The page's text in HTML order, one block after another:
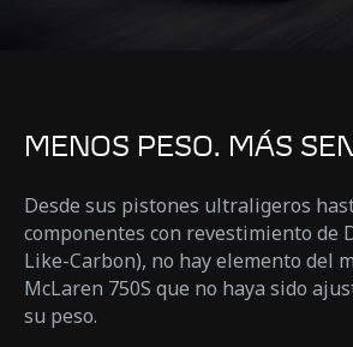
MENOS PESO. MÁS
Desde sus pistones ultraligeros
componentes con revestimiento de
Like-Carbon), no hay elemento del
McLaren 750S que no haya sido
su peso.